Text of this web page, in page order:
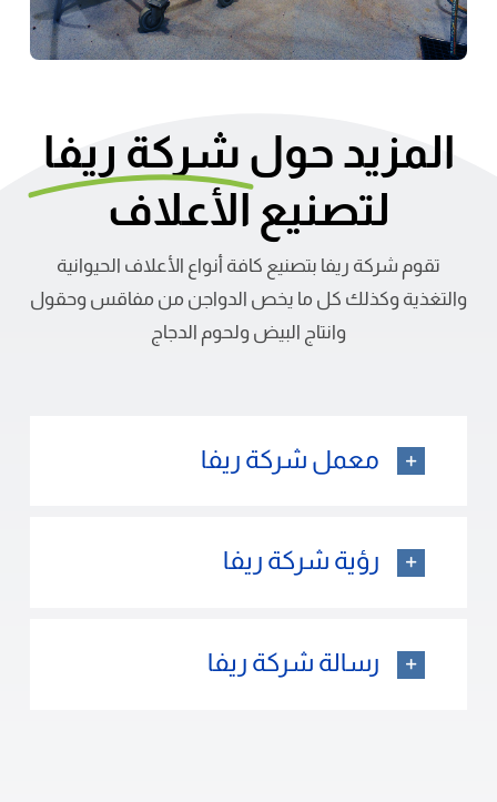
المزيد حول شركة ريفا
لتصنيع الأعلاف
تقوم شركة ريفا بتصنيع كافة أنواع الأعلاف الحيوانية
والتغذية وكذلك كل ما يخص الدواجن من مفاقس وحقول
وانتاج البيض ولحوم الدجاج
معمل شركة ريفا
رؤية شركة ريفا
رسالة شركة ريفا